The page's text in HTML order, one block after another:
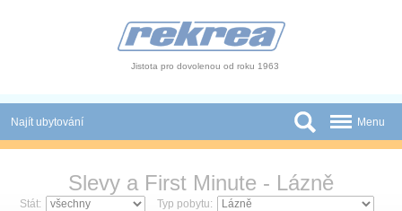
Jistota pro dovolenou od roku 1963
Najít ubytování
Slevy a Last Minute
Menu
Slevy a First Minute - Lázně
Stát: Typ pobytu: